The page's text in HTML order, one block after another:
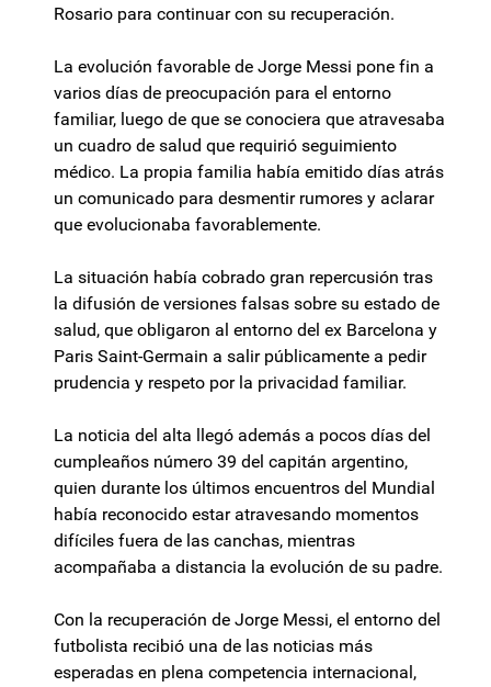
Rosario para continuar con su recuperación.
La evolución favorable de Jorge Messi pone fin a
varios días de preocupación para el entorno
familiar, luego de que se conociera que atravesaba
un cuadro de salud que requirió seguimiento
médico. La propia familia había emitido días atrás
un comunicado para desmentir rumores y aclarar
que evolucionaba favorablemente.
La situación había cobrado gran repercusión tras
la difusión de versiones falsas sobre su estado de
salud, que obligaron al entorno del ex Barcelona y
Paris Saint-Germain a salir públicamente a pedir
prudencia y respeto por la privacidad familiar.
La noticia del alta llegó además a pocos días del
cumpleaños número 39 del capitán argentino,
quien durante los últimos encuentros del Mundial
había reconocido estar atravesando momentos
difíciles fuera de las canchas, mientras
acompañaba a distancia la evolución de su padre.
Con la recuperación de Jorge Messi, el entorno del
futbolista recibió una de las noticias más
esperadas en plena competencia internacional,